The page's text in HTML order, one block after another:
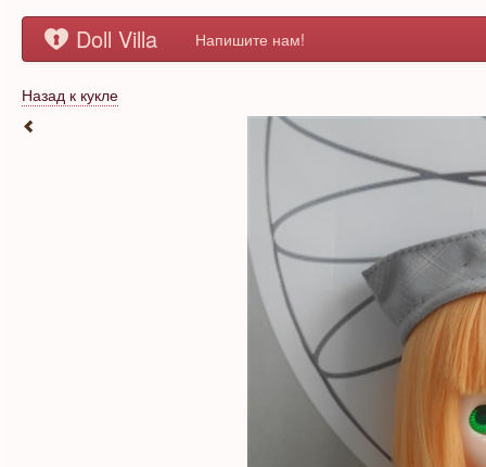
Doll Villa Напишите нам!
Назад к кукле